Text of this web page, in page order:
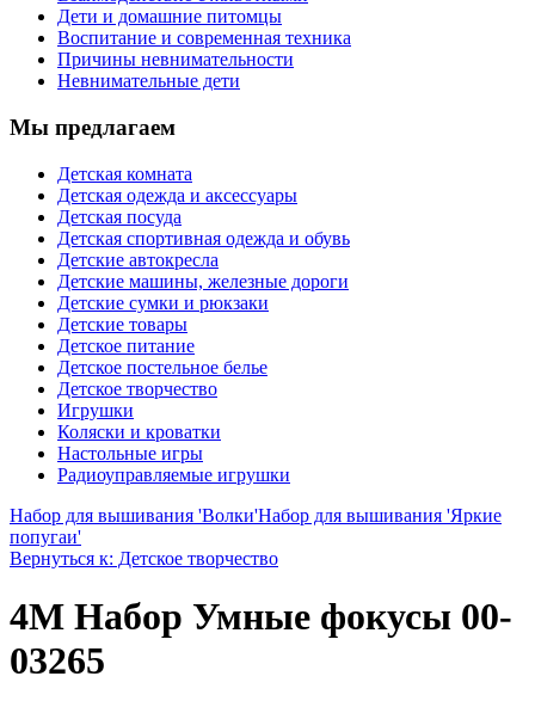
Дети и домашние питомцы
Воспитание и современная техника
Причины невнимательности
Невнимательные дети
Мы предлагаем
Детская комната
Детская одежда и аксессуары
Детская посуда
Детская спортивная одежда и обувь
Детские автокресла
Детские машины, железные дороги
Детские сумки и рюкзаки
Детские товары
Детское питание
Детское постельное белье
Детское творчество
Игрушки
Коляски и кроватки
Настольные игры
Радиоуправляемые игрушки
Набор для вышивания 'Волки'Набор для вышивания 'Яркие
попугаи'
Вернуться к: Детское творчество
4М Набор Умные фокусы 00-
03265